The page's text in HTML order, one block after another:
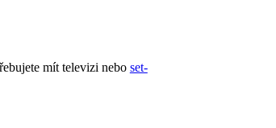
mít televizi nebo set-